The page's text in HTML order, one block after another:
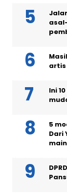
artis
Ini
5
Dari